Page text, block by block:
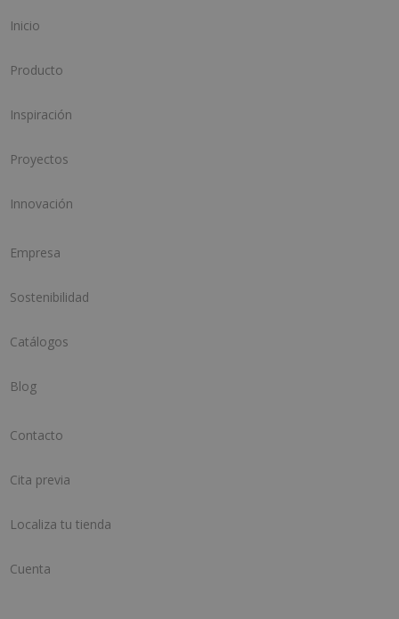
Inicio
Producto
Inspiración
Proyectos
Innovación
Empresa
Sostenibilidad
Catálogos
Blog
Contacto
Cita previa
Localiza tu tienda
Cuenta